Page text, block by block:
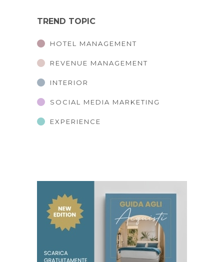
TREND TOPIC
HOTEL MANAGEMENT
REVENUE MANAGEMENT
INTERIOR
SOCIAL MEDIA MARKETING
EXPERIENCE